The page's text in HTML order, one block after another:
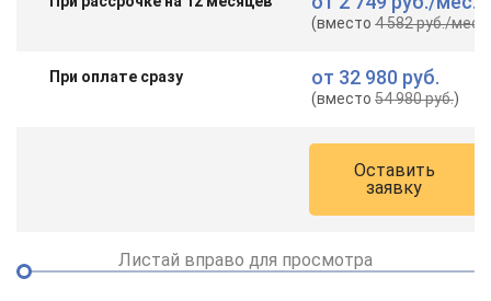
(вместо4 582 руб./мес.
При оплате сразу от 32 980 руб.
(вместо54 980 руб.)
Оставить
заявку
Листай вправо для просмотра